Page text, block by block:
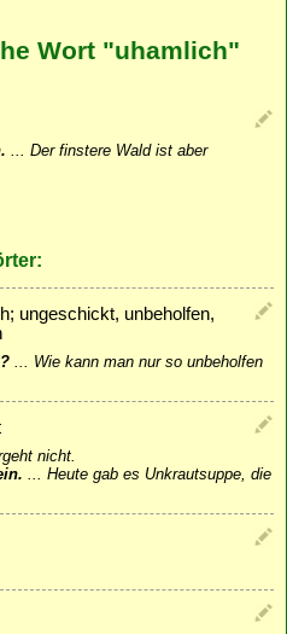
Wort "uhamlich"
... Der finstere Wald ist aber
ungeschickt, unbeholfen,
... Wie kann man nur so unbeholfen
nicht.
... Heute gab es Unkrautsuppe, die